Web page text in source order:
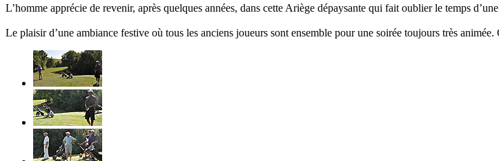
L’homme apprécie de revenir, après quelques années, dans cette Ariège dépaysante qui fait oublier le temps
Le plaisir d’une ambiance festive où tous les anciens joueurs sont ensemble pour une soirée toujours très